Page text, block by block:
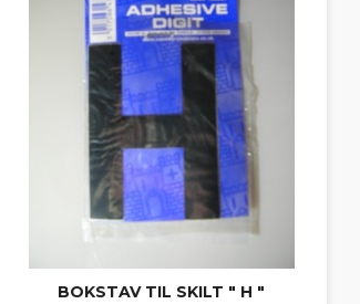
BOKSTAV TIL SKILT " H "